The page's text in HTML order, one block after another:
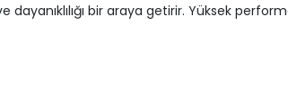
dayanıklılığı bir araya getirir. Yüksek